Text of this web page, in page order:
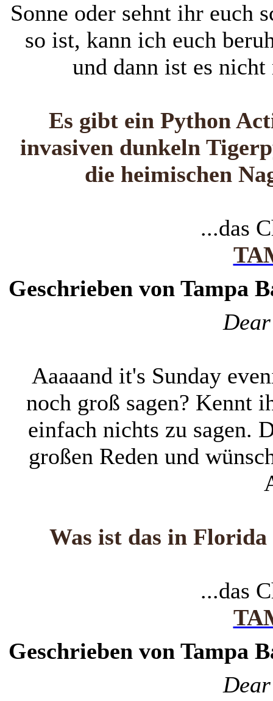
Sonne oder sehnt ihr euch
so ist, kann ich euch
und dann ist es
Es gibt ein Python
invasiven dunkeln
die heimischen
...das
Geschrieben von Tampa
Aaaaand it's Sunday
noch groß sagen? Kennt
einfach nichts zu sagen.
großen Reden und
Was ist das in
...das
Geschrieben von Tampa